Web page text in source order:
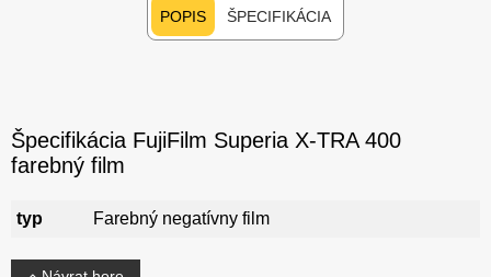
POPIS ŠPECIFIKÁCIA
Špecifikácia FujiFilm Superia X-TRA 400
farebný film
typ Farebný negatívny film